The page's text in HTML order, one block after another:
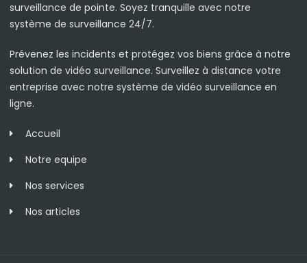
surveillance de pointe. Soyez tranquille avec notre
système de surveillance 24/7.
Prévenez les incidents et protégez vos biens grâce à notre
solution de vidéo surveillance. Surveillez à distance votre
entreprise avec notre système de vidéo surveillance en
ligne.
Accueil
Notre equipe
Nos services
Nos articles